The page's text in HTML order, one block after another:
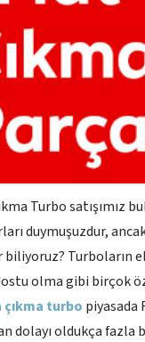
Turbo satışımız
duymuşuzdur,
biliyoruz? Turboların
olma gibi birçok
çıkma turbo piyasada
dolayı oldukça fazla